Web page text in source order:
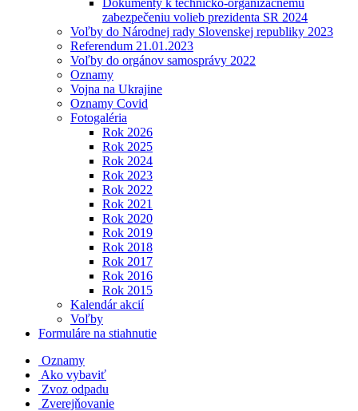
Dokumenty k technicko-organizačnému
zabezpečeniu volieb prezidenta SR 2024
Voľby do Národnej rady Slovenskej republiky 2023
Referendum 21.01.2023
Voľby do orgánov samosprávy 2022
Oznamy
Vojna na Ukrajine
Oznamy Covid
Fotogaléria
Rok 2026
Rok 2025
Rok 2024
Rok 2023
Rok 2022
Rok 2021
Rok 2020
Rok 2019
Rok 2018
Rok 2017
Rok 2016
Rok 2015
Kalendár akcií
Voľby
Formuláre na stiahnutie
Oznamy
Ako vybaviť
Zvoz odpadu
Zverejňovanie